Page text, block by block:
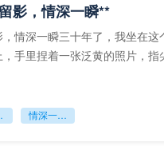
影，情深一瞬**
情深一瞬三十年了，我坐在
手里捏着一张泛黄的照片，
情深一瞬**